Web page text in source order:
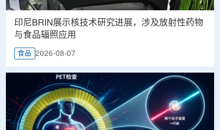
印尼BRIN展示核技术研究进展，涉及放射性药物
与食品辐照应用
食品 2026-08-07